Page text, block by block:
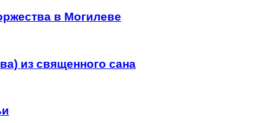
в Могилеве
из священного сана